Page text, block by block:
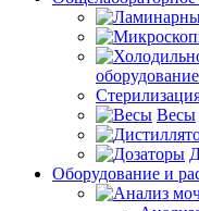
оборудование
Весы
Оборудование и